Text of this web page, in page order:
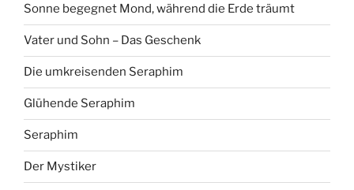
Sonne begegnet Mond, während die Erde träumt
Vater und Sohn – Das Geschenk
Die umkreisenden Seraphim
Glühende Seraphim
Seraphim
Der Mystiker